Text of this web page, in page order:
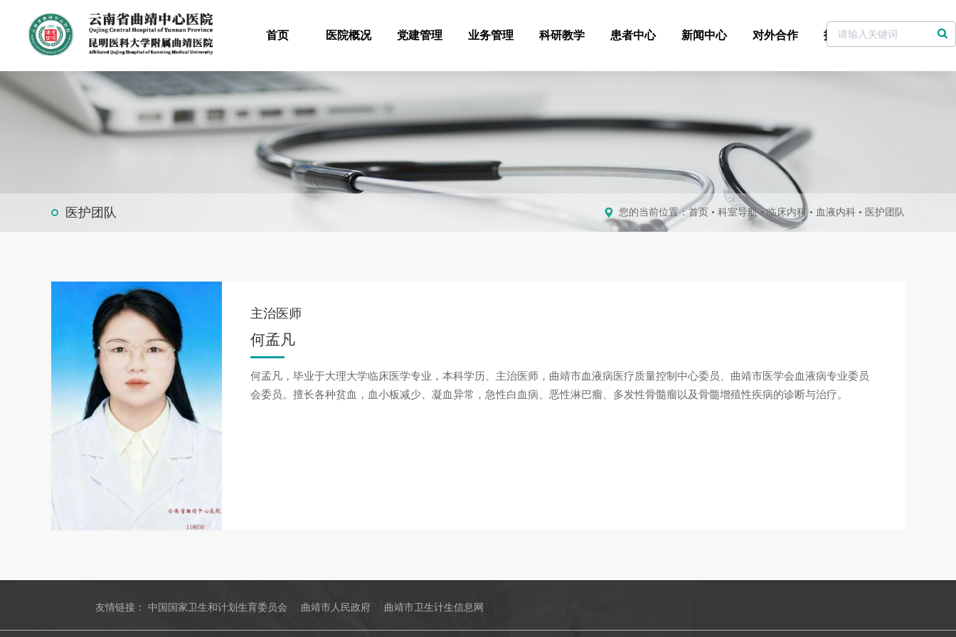
首页 医院概况 党建管理 业务管理 科研教学 患者中心 新闻中心 对外合作 招标采购 党委书记信箱
医护团队 您的当前位置：首页 • 科室导航•临床内科 • 血液内科 • 医护团队
主治医师
何孟凡
何孟凡，毕业于大理大学临床医学专业，本科学历、主治医师，曲靖市血液病医疗质量控制中心委员、曲靖市医学会血液病专业委员
会委员。擅长各种贫血，血小板减少、凝血异常，急性白血病、恶性淋巴瘤、多发性骨髓瘤以及骨髓增殖性疾病的诊断与治疗。
友情链接：中国国家卫生和计划生育委员会 曲靖市人民政府 曲靖市卫生计生信息网